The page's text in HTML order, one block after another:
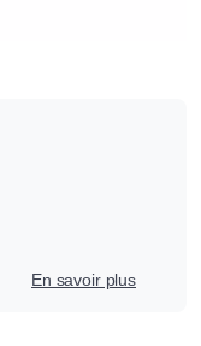
En savoir plus